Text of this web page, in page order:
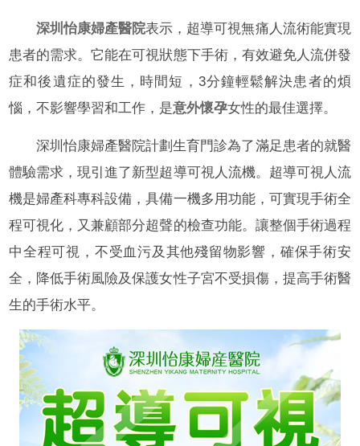
深圳怡康婦產醫院表示，超導可視無痛人流術能實現
患者的需求。它能在可視狀態下手術，有效避免人流併發
症和後遺症的發生，時間短，3分鐘輕鬆解決患者的煩
惱，不影響學習和工作，是意外懷孕女性的最佳選擇。
深圳怡康婦產醫院計劃生育門診為了滿足患者的就醫
體驗需求，現引進了新型超導可視人流機。超導可視人流
機是婦產科專科設備，具備一機多用功能，可實現手術全
程可視化，又兼顧部分超聲的檢查功能。讓整個手術過程
中全程可視，不受血污及其他殘留物影響，確保手術安
全，降低手術風險及保護女性子宮不受損傷，提高手術醫
生的手術水平。